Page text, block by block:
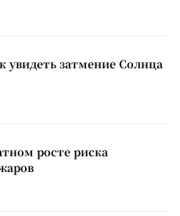
затмение Солнца
росте риска